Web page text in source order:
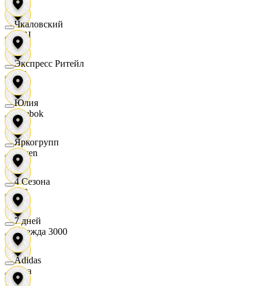
OBI
RE
Reebok
Seven
XC
Одежда 3000
Zara
Чкаловский
Экспресс Ритейл
Юлия
Яркогрупп
4 Сезона
7 дней
Adidas